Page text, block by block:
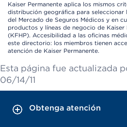
Kaiser Permanente aplica los mismos
distribución geográfica para seleccionar
del Mercado de Seguros Médicos y en
productos y líneas de negocio de Kaiser
(KFHP). Accesibilidad a las oficinas
este directorio: los miembros tienen
atención de Kaiser Permanente.
Esta página fue actualizada
06/14/11
Obtenga atención